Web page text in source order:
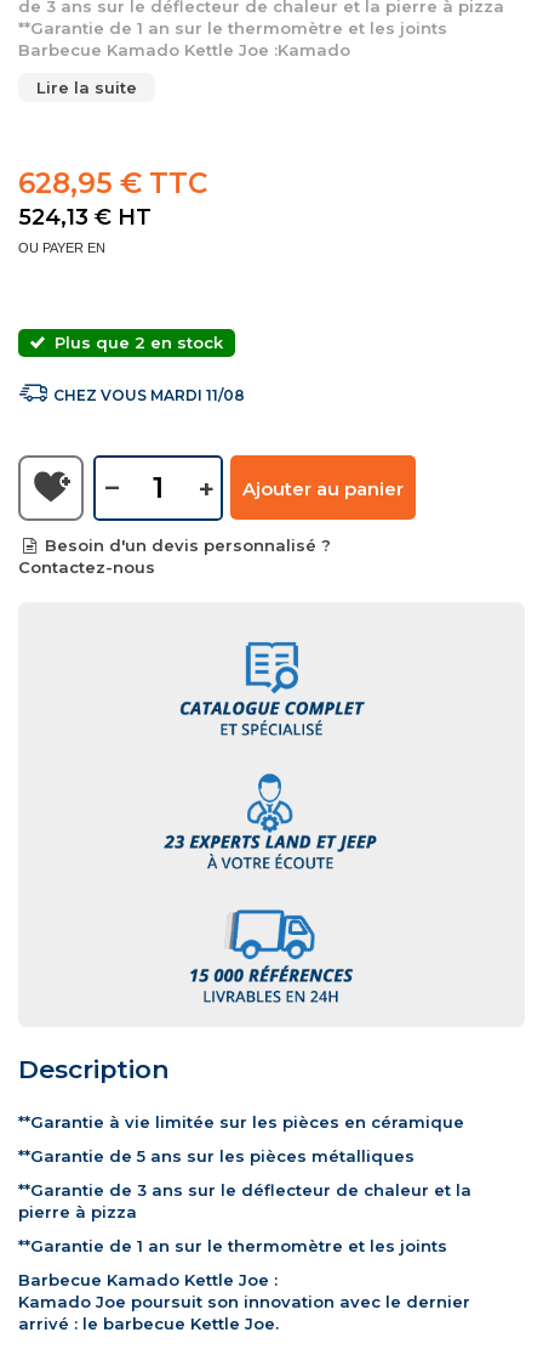
de 3 ans sur le déflecteur de chaleur et la pierre à pizza
**Garantie de 1 an sur le thermomètre et les joints
Barbecue Kamado Kettle Joe :Kamado
Lire la suite
628,95 € TTC
524,13 € HT
OU PAYER EN
Plus que 2 en stock
CHEZ VOUS MARDI 11/08
– + Ajouter au panier
Besoin d'un devis personnalisé ?
Contactez-nous
Description
**Garantie à vie limitée sur les pièces en céramique
**Garantie de 5 ans sur les pièces métalliques
**Garantie de 3 ans sur le déflecteur de chaleur et la
pierre à pizza
**Garantie de 1 an sur le thermomètre et les joints
Barbecue Kamado Kettle Joe :
Kamado Joe poursuit son innovation avec le dernier
arrivé : le barbecue Kettle Joe.